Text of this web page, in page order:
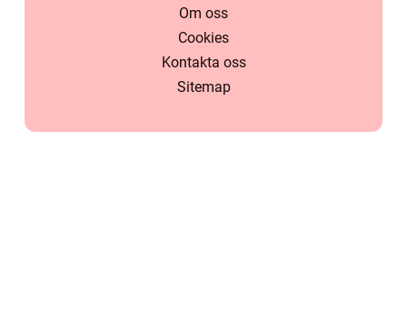
Om oss
Cookies
Kontakta oss
Sitemap